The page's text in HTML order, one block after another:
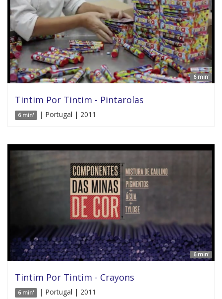
6 min'
Tintim Por Tintim - Pintarolas
6 min' | Portugal | 2011
6 min'
Tintim Por Tintim - Crayons
6 min' | Portugal | 2011